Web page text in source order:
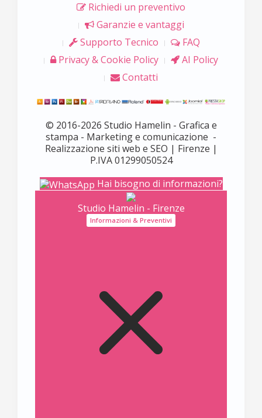
Richiedi un preventivo
Garanzie e vantaggi
Supporto Tecnico
FAQ
Privacy & Cookie Policy
AI Policy
Contatti
© 2016-2026 Studio Hamelin - Grafica e
stampa - Marketing e comunicazione -
Realizzazione siti web e SEO | Firenze |
P.IVA 01299050524
Hai bisogno di informazioni?
Studio Hamelin - Firenze
Informazioni & Preventivi